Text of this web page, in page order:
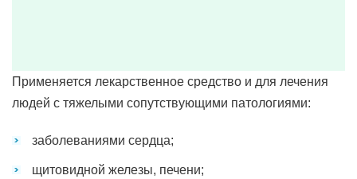
Применяется лекарственное средство и для лечения
людей с тяжелыми сопутствующими патологиями:
заболеваниями сердца;
щитовидной железы, печени;